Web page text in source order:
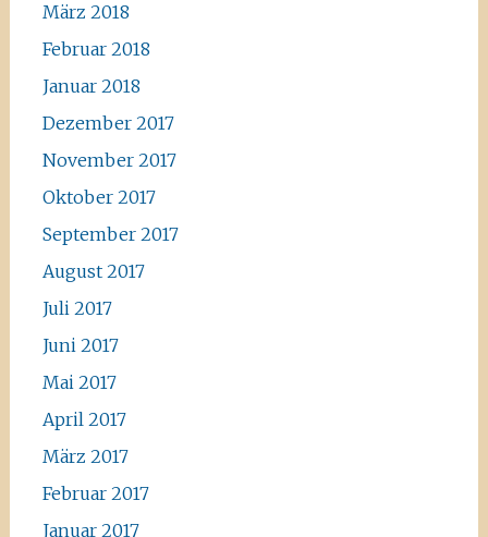
März 2018
Februar 2018
Januar 2018
Dezember 2017
November 2017
Oktober 2017
September 2017
August 2017
Juli 2017
Juni 2017
Mai 2017
April 2017
März 2017
Februar 2017
Januar 2017